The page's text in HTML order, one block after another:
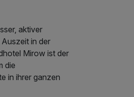
aktiver
in der
Mirow ist der
die
in ihrer ganzen